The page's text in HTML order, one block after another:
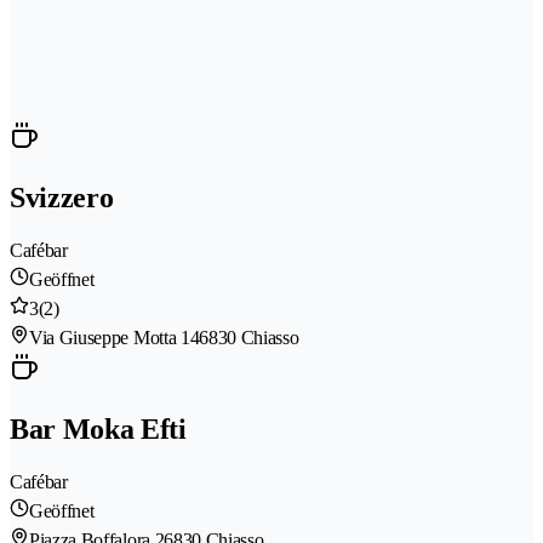
Svizzero
Cafébar
Geöffnet
3(2)
Via Giuseppe Motta 146830 Chiasso
Bar Moka Efti
Cafébar
Geöffnet